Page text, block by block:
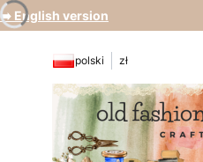
➡️ English version
polski zł